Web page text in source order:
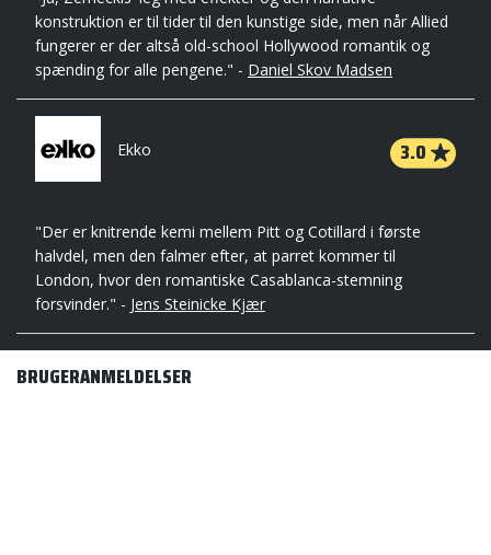
konstruktion er til tider til den kunstige side, men når Allied
fungerer er der altså old-school Hollywood romantik og
spænding for alle pengene." - Daniel Skov Madsen
Ekko 3.0
"Der er knitrende kemi mellem Pitt og Cotillard i første
halvdel, men den falmer efter, at parret kommer til
London, hvor den romantiske Casablanca-stemning
forsvinder." - Jens Steinicke Kjær
BRUGERANMELDELSER